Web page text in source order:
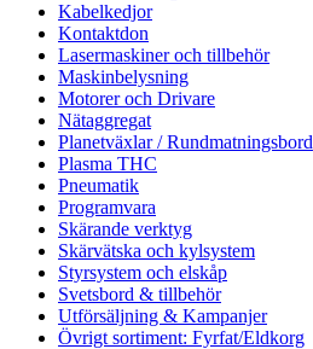
Kabelkedjor
Kontaktdon
Lasermaskiner och tillbehör
Maskinbelysning
Motorer och Drivare
Nätaggregat
Planetväxlar / Rundmatningsbord
Plasma THC
Pneumatik
Programvara
Skärande verktyg
Skärvätska och kylsystem
Styrsystem och elskåp
Svetsbord & tillbehör
Utförsäljning & Kampanjer
Övrigt sortiment: Fyrfat/Eldkorg